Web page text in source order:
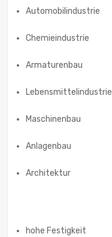
Automobilindustrie
Chemieindustrie
Armaturenbau
Lebensmittelindustrie
Maschinenbau
Anlagenbau
Architektur
hohe Festigkeit